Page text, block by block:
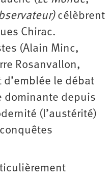
célèbrent
Chirac.
(Alain Minc,
Rosanvallon,
le débat
dominante depuis
(l’austérité)